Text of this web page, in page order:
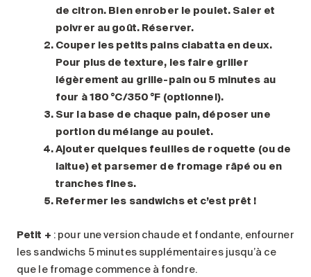
de citron. Bien enrober le poulet. Saler et
poivrer au goût. Réserver.
Couper les petits pains ciabatta en deux.
Pour plus de texture, les faire griller
légèrement au grille-pain ou 5 minutes au
four à 180 °C/350 °F (optionnel).
Sur la base de chaque pain, déposer une
portion du mélange au poulet.
Ajouter quelques feuilles de roquette (ou de
laitue) et parsemer de fromage râpé ou en
tranches fines.
Refermer les sandwichs et c’est prêt !
Petit + : pour une version chaude et fondante, enfourner
les sandwichs 5 minutes supplémentaires jusqu’à ce
que le fromage commence à fondre.